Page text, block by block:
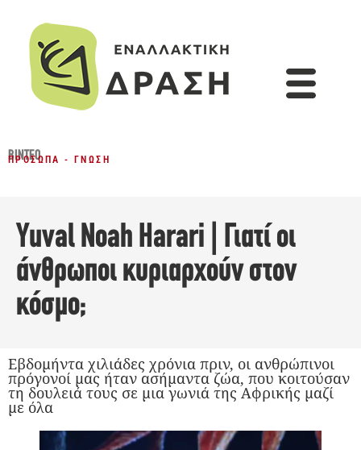
ΒΊΝΤΕΟ
ΠΡΌΣΩΠΑ - ΓΝΏΣΗ
Yuval Noah Harari | Γιατί οι
άνθρωποι κυριαρχούν στον
κόσμο;
Εβδομήντα χιλιάδες χρόνια πριν, οι ανθρώπινοι
πρόγονοί μας ήταν ασήμαντα ζώα, που κοιτούσαν
τη δουλειά τους σε μια γωνιά της Αφρικής μαζί
με όλα